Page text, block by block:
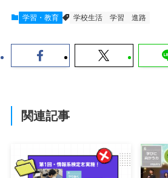
学習・教育 学校生活 学習 進路
関連記事